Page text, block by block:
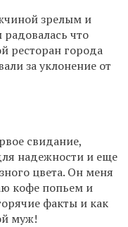
зрелым и
что
ресторан города
за уклонение от
свидание,
надежности и еще
цвета. Он меня
кофе попьем и
факты и как
муж!